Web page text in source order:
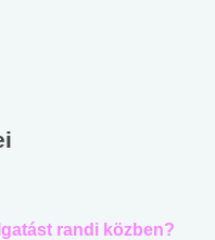
randi közben?